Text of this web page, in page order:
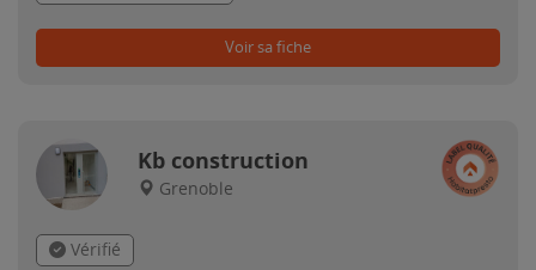
Voir sa fiche
Kb construction
Grenoble
Vérifié